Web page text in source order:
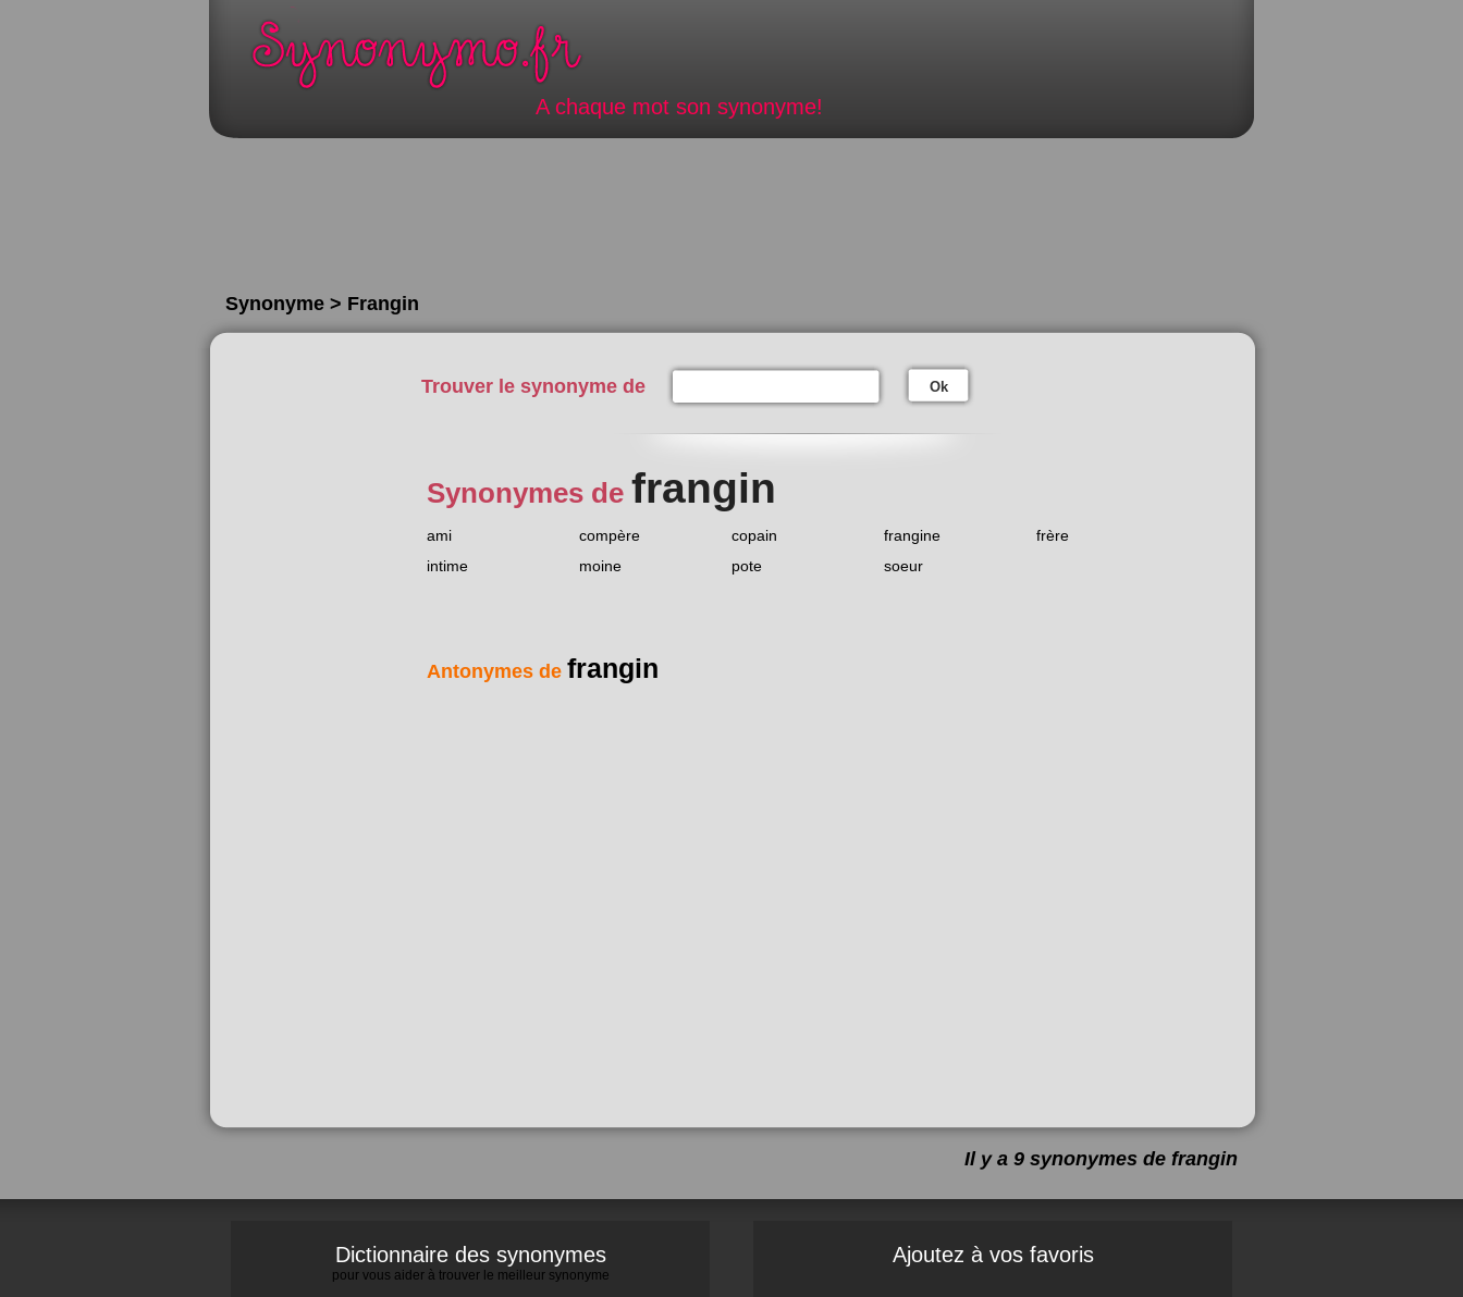
A chaque mot son synonyme!
Synonyme > Frangin
Trouver le synonyme de Ok
Synonymes de frangin
ami compère copain frangine
frère
intime
moine pote soeur
Antonymes de frangin
Il y a 9 synonymes de frangin
Dictionnaire des synonymes
pour vous aider à trouver le meilleur synonyme
Ajoutez à vos favoris